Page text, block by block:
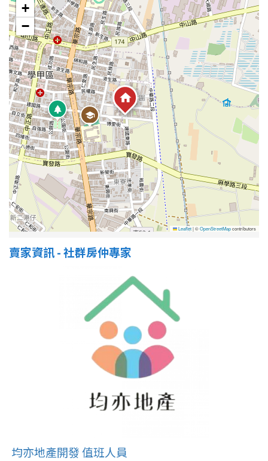
+
−
Leaflet|©OpenStreetMapcontributors
賣家資訊 - 社群房仲專家
均亦地產開發 值班人員